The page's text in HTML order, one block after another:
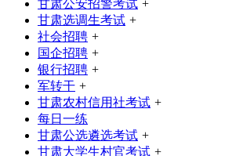
甘肃公安招警考试 +
甘肃选调生考试 +
社会招聘 +
国企招聘 +
银行招聘 +
军转干 +
甘肃农村信用社考试 +
每日一练
甘肃公选遴选考试 +
甘肃大学生村官考试 +